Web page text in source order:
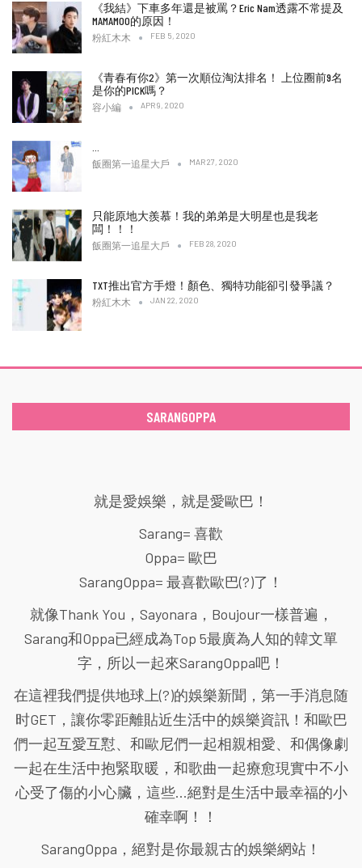
《我結》下車多年還是被罵？Eric Nam透露不常提及
MAMAMOO的原因！
粉紅木木 FEB 5, 2020
《青春有你2》第一次順位淘汰排名！ 上位圈前9名
是你的PICK嗎？
容小編 APR 9, 2020
飯圈第一追星大戶 MAR 27, 2020
只能原地大羨慕！我的弟弟是大明星也是我老
闆！！！
飯圈第一追星大戶 FEB 28, 2020
TXT推出官方手燈！顏色、獨特功能卻引發爭議？
粉紅木木 JAN 22, 2020
SARANGOPPA
就是愛娛樂，就是愛歐巴！
Sarang= 喜歡
Oppa= 歐巴
SarangOppa= 最喜歡歐巴(?)了！
就像Thank You，Sayonara，Boujour一樣普遍，
Sarang和Oppa已經成為Top 5最廣為人知的韓文單
字，所以一起來SarangOppa吧！
在這裡我們提供地球上(?)的娛樂新聞，第一手消息随
时GET，讓你零距離貼近生活中的娛樂資訊！和歐巴
們一起互愛互懟、和歐尼們一起相親相愛、和偶像劇
一起在生活中抱緊取暖，和歌曲一起療愈現實中不小
心受了傷的小心臟，這些...絕對是生活中最幸福的小
確幸啊！！
SarangOppa，絕對是你最親古的娛樂網站！